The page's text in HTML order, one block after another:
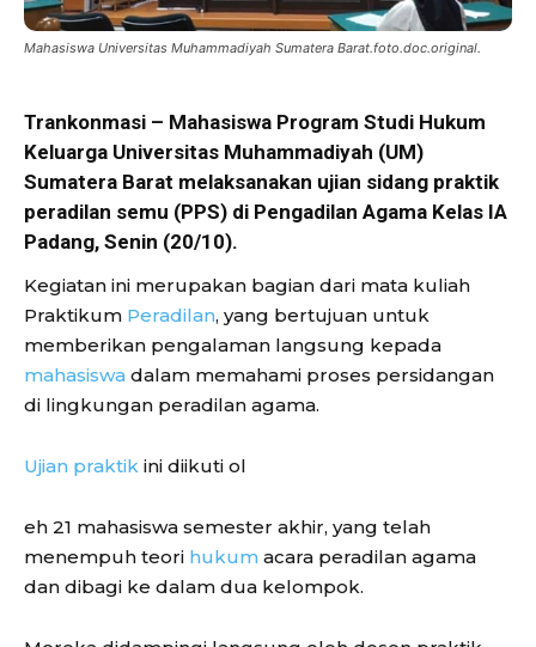
Mahasiswa Universitas Muhammadiyah Sumatera Barat.foto.doc.original.
Trankonmasi – Mahasiswa Program Studi Hukum
Keluarga Universitas Muhammadiyah (UM)
Sumatera Barat melaksanakan ujian sidang praktik
peradilan semu (PPS) di Pengadilan Agama Kelas IA
Padang, Senin (20/10).
Kegiatan ini merupakan bagian dari mata kuliah
Praktikum Peradilan, yang bertujuan untuk
memberikan pengalaman langsung kepada
mahasiswa dalam memahami proses persidangan
di lingkungan peradilan agama.
Ujian praktik ini diikuti ol
eh 21 mahasiswa semester akhir, yang telah
menempuh teori hukum acara peradilan agama
dan dibagi ke dalam dua kelompok.